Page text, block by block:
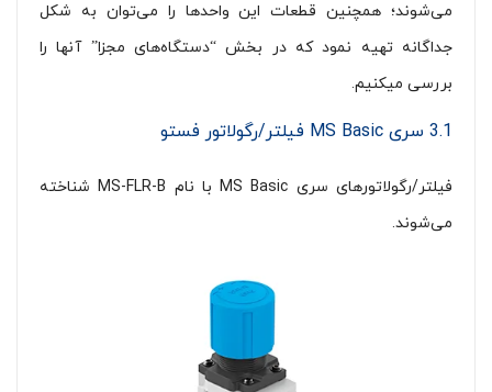
می‌شوند؛ همچنین قطعات این واحدها را می‌توان به شکل
جداگانه تهیه نمود که در بخش “دستگاه‌های مجزا” آنها را
بررسی میکنیم.
3.1 سری MS Basic فیلتر/رگولاتور فستو
فیلتر/رگولاتورهای سری MS Basic با نام MS-FLR-B شناخته
می‌شوند.